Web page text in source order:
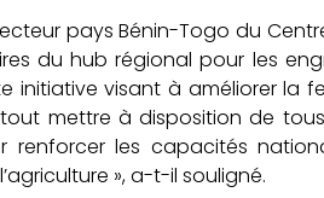
pays Bénin-Togo du
du hub régional pour les
initiative visant à améliorer la
mettre à disposition de
renforcer les capacités
», a-t-il souligné.